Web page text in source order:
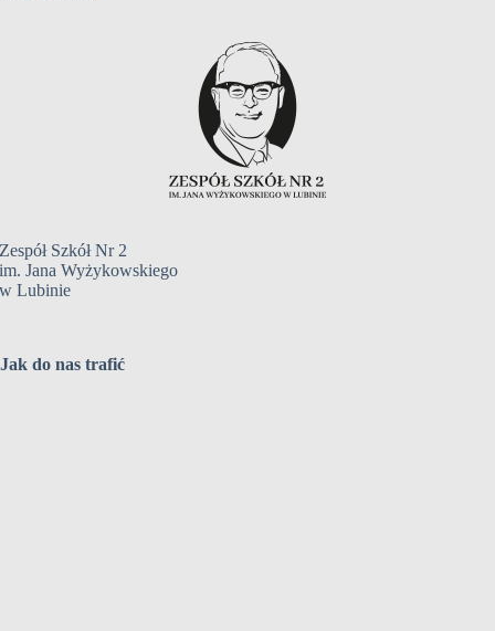
Zespół Szkół Nr 2
im. Jana Wyżykowskiego
w Lubinie
Jak do nas trafić